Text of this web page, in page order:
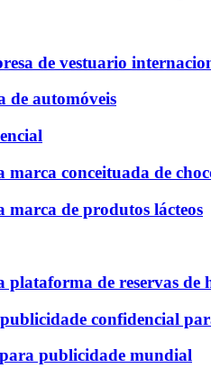
de vestuario
de automóveis
conceituada de
de produtos lácteos
de reservas de
confidencial
publicidade mundial